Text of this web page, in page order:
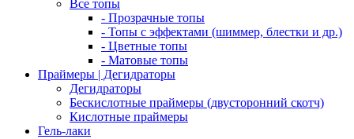
Все топы
- Прозрачные топы
- Топы с эффектами (шиммер, блестки и др.)
- Цветные топы
- Матовые топы
Праймеры | Дегидраторы
Дегидраторы
Бескислотные праймеры (двусторонний скотч)
Кислотные праймеры
Гель-лаки